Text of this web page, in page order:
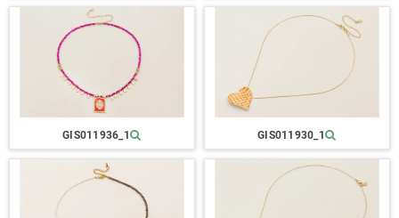
GIS011936_1 GIS011930_1